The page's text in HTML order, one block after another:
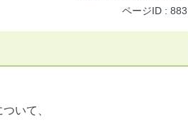
ページID :
いて、